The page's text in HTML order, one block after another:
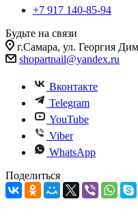
+7 917 140-85-94
Будьте на связи
г.Самара, ул. Георгия
shopartnail@yandex.ru
Вконтакте
Telegram
YouTube
Viber
WhatsApp
Поделиться